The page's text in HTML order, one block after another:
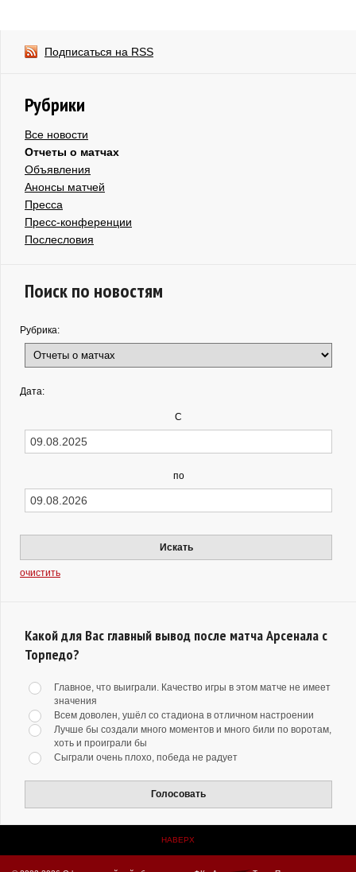
Подписаться на RSS
Рубрики
Все новости
Отчеты о матчах
Объявления
Анонсы матчей
Пресса
Пресс-конференции
Послесловия
Поиск по новостям
Рубрика:
Дата:
С
по
Искать
очистить
Какой для Вас главный вывод после матча Арсенала с
Торпедо?
Главное, что выиграли. Качество игры в этом матче не имеет
значения
Всем доволен, ушёл со стадиона в отличном настроении
Лучше бы создали много моментов и много били по воротам,
хоть и проиграли бы
Сыграли очень плохо, победа не радует
Голосовать
НАВЕРХ